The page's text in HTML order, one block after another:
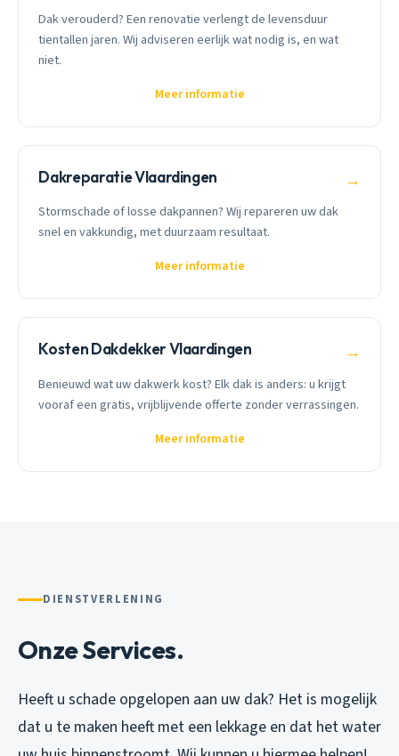
Dak verouderd? Een renovatie verlengt de levensduur
tientallen jaren. Wij adviseren eerlijk wat nodig is, en wat
niet.
Meer informatie
Dakreparatie Vlaardingen →
Stormschade of losse dakpannen? Wij repareren uw dak
snel en vakkundig, met duurzaam resultaat.
Meer informatie
Kosten Dakdekker Vlaardingen →
Benieuwd wat uw dakwerk kost? Elk dak is anders: u krijgt
vooraf een gratis, vrijblijvende offerte zonder verrassingen.
Meer informatie
DIENSTVERLENING
Onze Services.
Heeft u schade opgelopen aan uw dak? Het is mogelijk
dat u te maken heeft met een lekkage en dat het water